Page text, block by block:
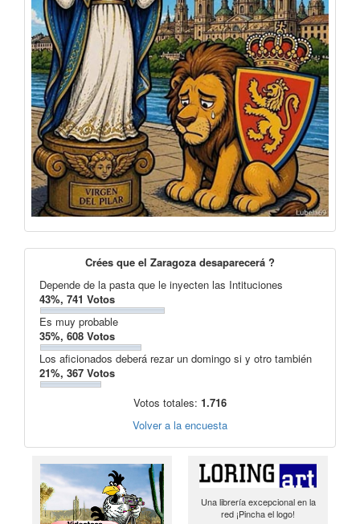
Crées que el Zaragoza desaparecerá ?
Depende de la pasta que le inyecten las Intituciones
43%, 741 Votos
Es muy probable
35%, 608 Votos
Los aficionados deberá rezar un domingo si y otro también
21%, 367 Votos
Votos totales: 1.716
Volver a la encuesta
Una librería excepcional en la
red ¡Pincha el logo!